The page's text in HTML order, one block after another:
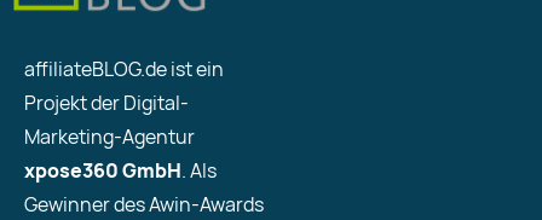
affiliateBLOG.de ist ein
Projekt der Digital-
Marketing-Agentur
xpose360 GmbH. Als
Gewinner des Awin-Awards